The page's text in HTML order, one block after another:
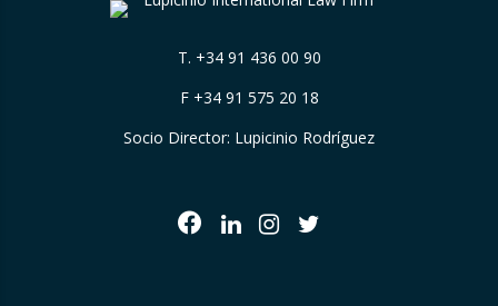
T. +34 91 436 00 90
F +34 91 575 20 18
Socio Director: Lupicinio Rodríguez